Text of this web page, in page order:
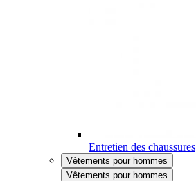
Entretien des chaussures
Vêtements pour hommes
Vêtements pour hommes